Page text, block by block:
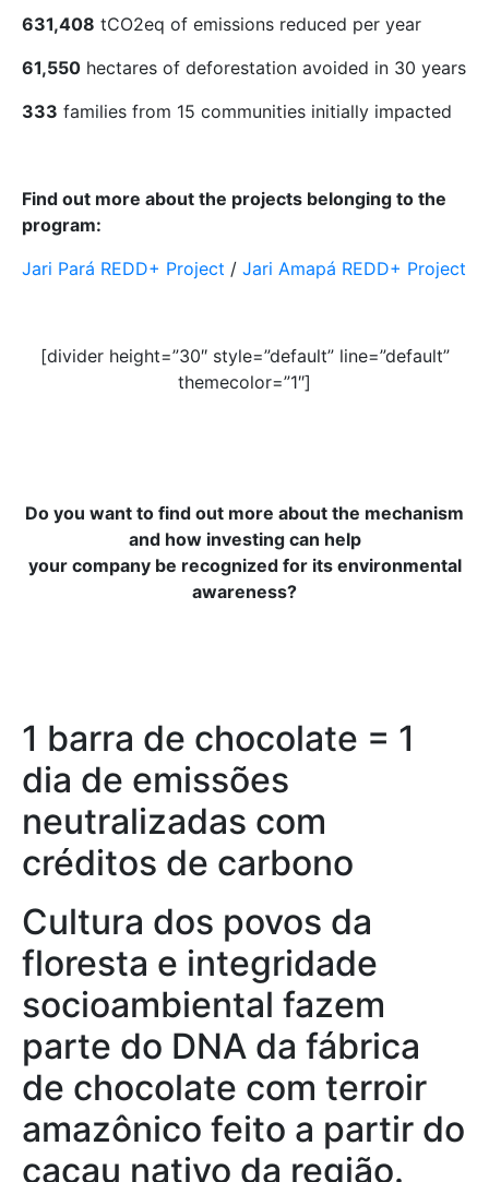
631,408 tCO2eq of emissions reduced per year
61,550 hectares of deforestation avoided in 30 years
333 families from 15 communities initially impacted
Find out more about the projects belonging to the
program:
Jari Pará REDD+ Project / Jari Amapá REDD+ Project
[divider height=”30″ style=”default” line=”default”
themecolor=”1″]
Do you want to find out more about the mechanism
and how investing can help
your company be recognized for its environmental
awareness?
1 barra de chocolate = 1
dia de emissões
neutralizadas com
créditos de carbono
Cultura dos povos da
floresta e integridade
socioambiental fazem
parte do DNA da fábrica
de chocolate com terroir
amazônico feito a partir do
cacau nativo da região.